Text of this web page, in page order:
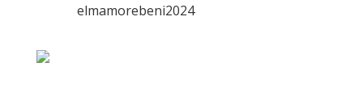
elmamorebeni2024